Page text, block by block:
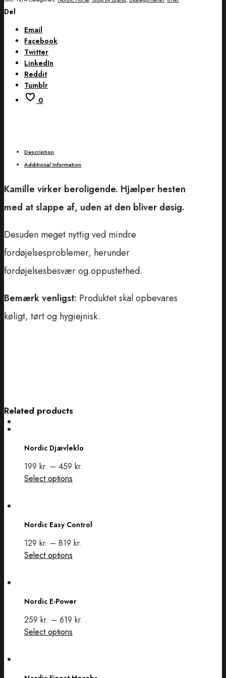
Del
Email
Facebook
Twitter
LinkedIn
Reddit
Tumblr
0
Description
Additional Information
Kamille virker beroligende. Hjælper hesten
med at slappe af, uden at den bliver døsig.
Desuden meget nyttig ved mindre
fordøjelsesproblemer, herunder
fordøjelsesbesvær og oppustethed.
Bemærk venligst: Produktet skal opbevares
køligt, tørt og hygiejnisk.
Related products
Nordic Djævleklo
199 kr. – 459 kr.
Select options
variants.
The
may
on
product
page
Control
Nordic Easy Control
129 kr. – 819 kr.
Select options
variants.
The
may
Power
Nordic E-Power
259 kr. – 619 kr.
Select options